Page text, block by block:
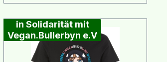
in Solidarität mit
Vegan.Bullerbyn e.V